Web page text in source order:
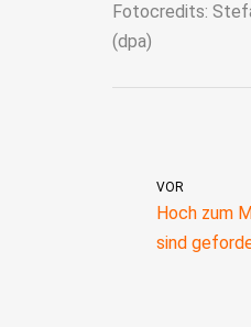
Fotocredits:
(dpa)
VOR
Hoch zum
sind